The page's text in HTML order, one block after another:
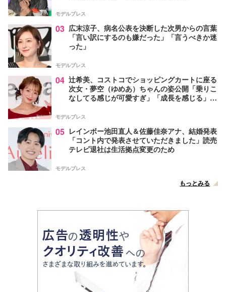
モデルプレス
03 広末涼子、病名公表を決断した次男からの言葉
「言い訳にするのも嫌だった」「言うべきか迷
った」
モデルプレス
04 辻希美、コストコでショッピングカートに座る
次女・夢空（ゆめあ）ちゃんの姿公開「乗りこ
なしてる感じが可愛すぎ」「成長を感じる」の
モデルプレス
05 レインボー池田直人＆佐藤佳奈アナ、結婚発表
「コント内で発表させていただきました」読売
テレビ退社は生活拠点変更のため
モデルプレス
もっとみる